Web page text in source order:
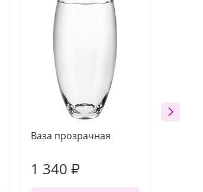
Ваза прозрачная
1 340 ₽